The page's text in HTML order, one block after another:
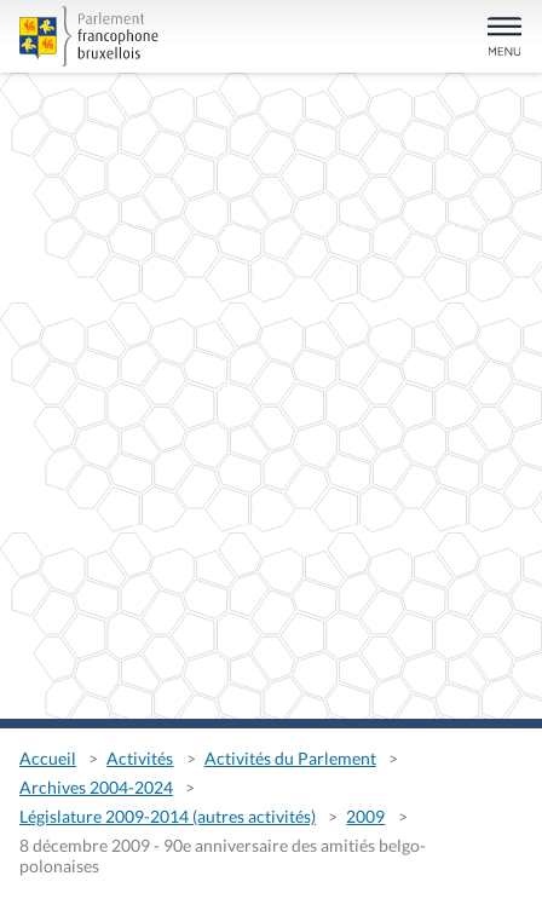
Accueil Activités
Activités du Parlement
Archives 2004-2024
Législature 2009-2014 (autres activités)
2009
8 décembre 2009 - 90e anniversaire des amitiés belgo-
polonaises